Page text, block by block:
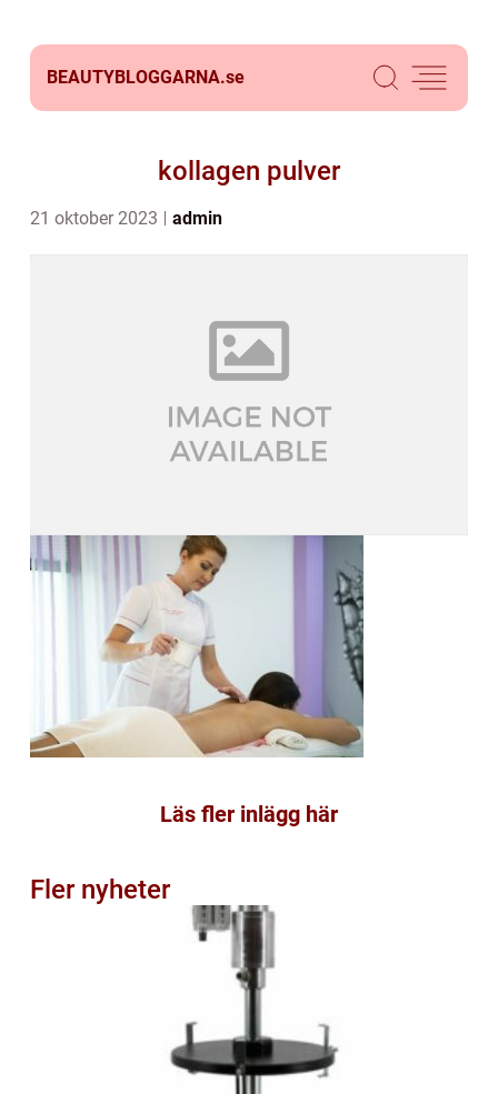
BEAUTYBLOGGARNA.se
kollagen pulver
21 oktober 2023 admin
Läs fler inlägg här
Fler nyheter